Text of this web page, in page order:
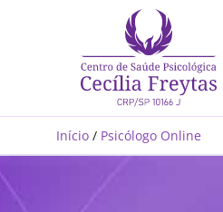
Início / Psicólogo Online